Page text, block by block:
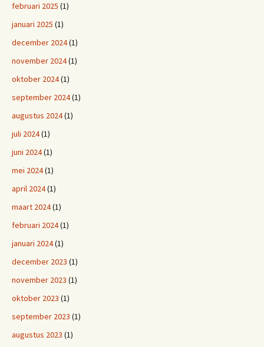
februari 2025 (1)
januari 2025 (1)
december 2024(1)
november 2024(1)
oktober 2024(1)
september 2024(1)
augustus 2024(1)
juli 2024(1)
juni 2024(1)
mei 2024(1)
april 2024(1)
maart 2024(1)
februari 2024(1)
januari 2024(1)
december 2023 (1)
november 2023 (1)
oktober 2023 (1)
september 2023 (1)
augustus 2023 (1)